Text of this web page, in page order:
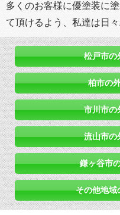
多くのお客様に優塗装に
て頂けるよう、私達は日
松戸市の
柏市の
市川市の
流山市の
鎌ヶ谷市
その他地域